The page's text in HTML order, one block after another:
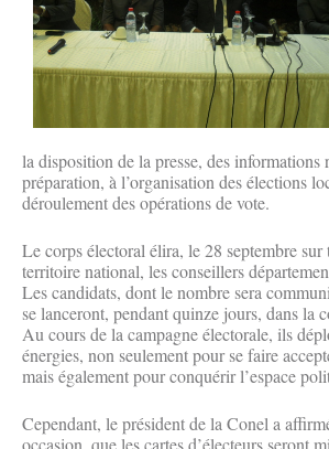
la disposition de la presse, des informations
préparation, à l’organisation des élections
déroulement des opérations de vote.
Le corps électoral élira, le 28 septembre sur
territoire national, les conseillers
Les candidats, dont le nombre sera
se lanceront, pendant quinze jours, dans la
Au cours de la campagne électorale, ils
énergies, non seulement pour se faire
mais également pour conquérir l’espace
Cependant, le président de la Conel a
occasion, que les cartes d’électeurs seront